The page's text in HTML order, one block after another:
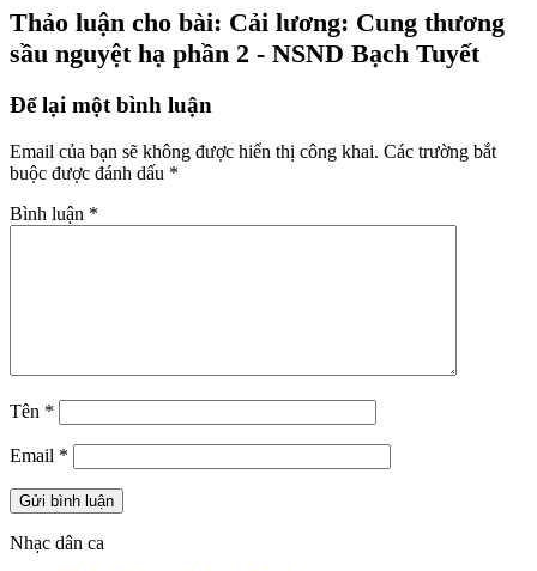
Thảo luận cho bài: Cải lương: Cung thương
sầu nguyệt hạ phần 2 - NSND Bạch Tuyết
Để lại một bình luận
Email của bạn sẽ không được hiển thị công khai. Các trường bắt
buộc được đánh dấu *
Bình luận *
Tên *
Email *
Nhạc dân ca